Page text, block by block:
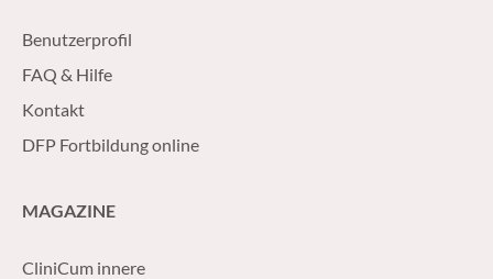
Benutzerprofil
FAQ & Hilfe
Kontakt
DFP Fortbildung online
MAGAZINE
CliniCum innere